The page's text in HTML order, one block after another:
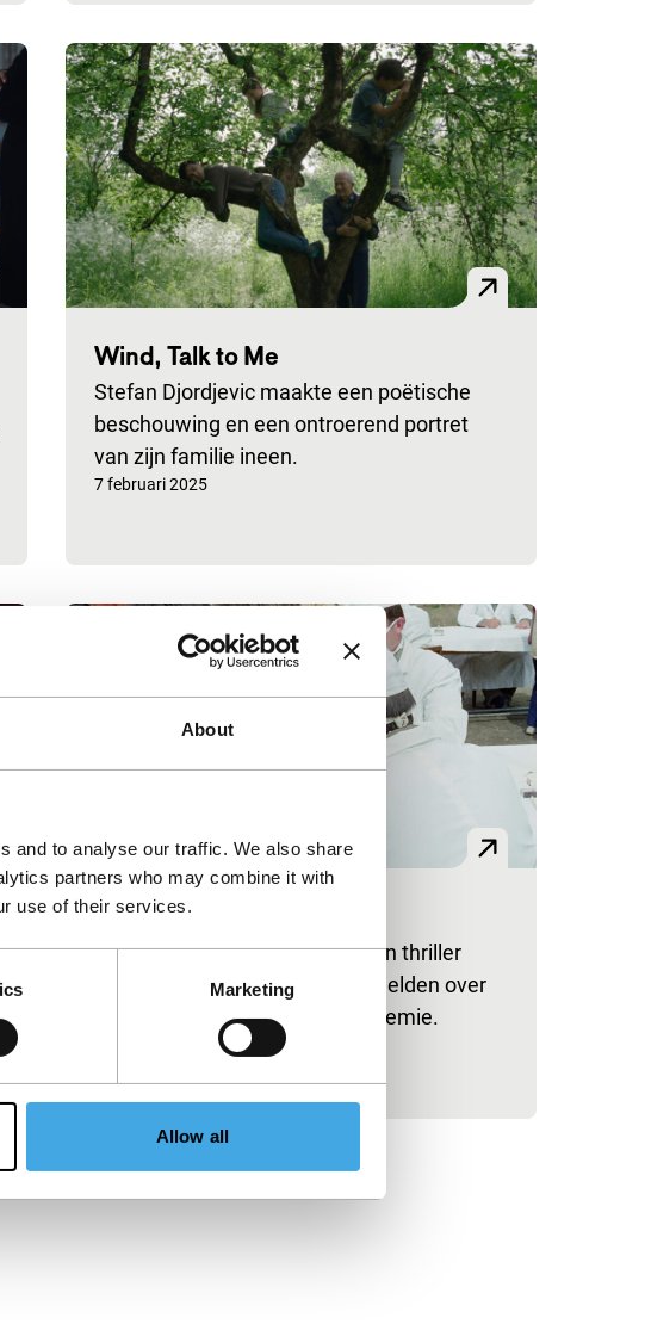
About
and to analyse our traffic. We also share
partners who may combine it with
use of their services.
Marketing
Allow all
Wind, Talk to Me
Stefan Djordjevic maakte een poëtische
beschouwing en een ontroerend portret
van zijn familie ineen.
Gepubliceerd op:
7 februari 2025
Another Spring
In een mix van documentaire en thriller
vertellen indringende archiefbeelden over
de Joegoslavische pokkenepidemie.
Gepubliceerd op: